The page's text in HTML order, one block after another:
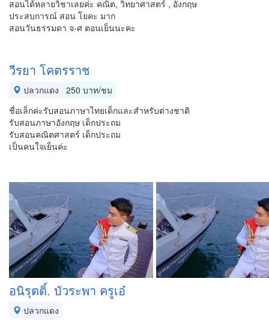
สอนได้หลายวิชาเลยค่ะ คณิต, วิทยาศาสตร์ , อังกฤษ
ประสบการณ์ สอน โยคะ มาก
สอนวันธรรมดา จ-ศ ตอนเย็นนะคะ
วีรยา โคตรราช
ปลวกแดง
250 บาท/ชม
ชื่อเล็กค่ะรับสอนภาษาไทยเด็กและสำหรับต่างชาติ
รับสอนภาษาอังกฤษ เด็กประถม
รับสอนคณิตศาสตร์ เด็กประถม
เป็นคนใจเย็นค่ะ
อนิรุตติ์. บัวระพา ครูเอ๋
ปลวกแดง